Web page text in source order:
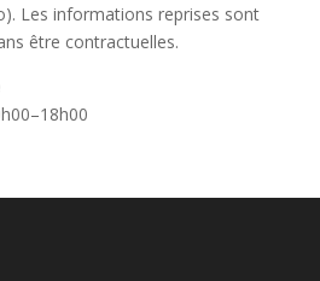
Les informations reprises sont
être contractuelles.